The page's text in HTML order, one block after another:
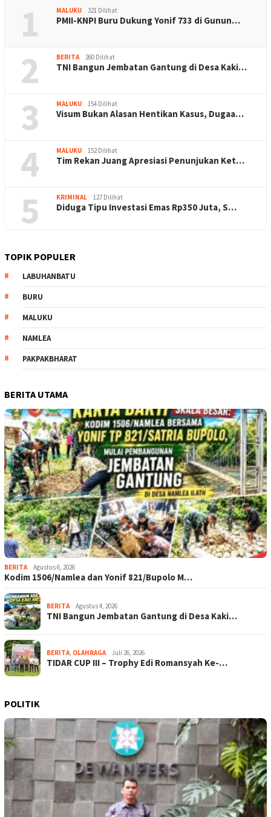
1 MALUKU 321 Dilihat
PMII-KNPI Buru Dukung Yonif 733 di Gunun…
2 BERITA 260 Dilihat
TNI Bangun Jembatan Gantung di Desa Kaki…
3 MALUKU 154 Dilihat
Visum Bukan Alasan Hentikan Kasus, Dugaa…
4 MALUKU 152 Dilihat
Tim Rekan Juang Apresiasi Penunjukan Ket…
5 KRIMINAL 127 Dilihat
Diduga Tipu Investasi Emas Rp350 Juta, S…
TOPIK POPULER
LABUHANBATU
BURU
MALUKU
NAMLEA
PAKPAKBHARAT
BERITA UTAMA
BERITA Agustus 6, 2026
Kodim 1506/Namlea dan Yonif 821/Bupolo M…
BERITA Agustus 4, 2026
TNI Bangun Jembatan Gantung di Desa Kaki…
BERITA, OLAHRAGA Juli 26, 2026
TIDAR CUP III – Trophy Edi Romansyah Ke-…
POLITIK